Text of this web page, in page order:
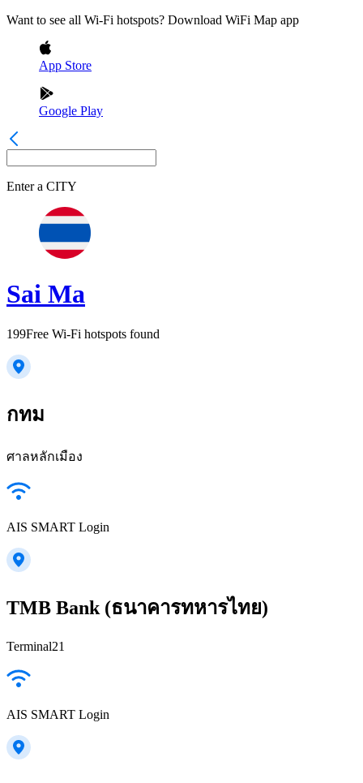
Want to see all Wi-Fi hotspots? Download WiFi Map app
App Store
Google Play
Enter a CITY
Sai Ma
199Free Wi-Fi hotspots found
กทม
ศาลหลักเมือง
AIS SMART Login
TMB Bank (ธนาคารทหารไทย)
Terminal21
AIS SMART Login